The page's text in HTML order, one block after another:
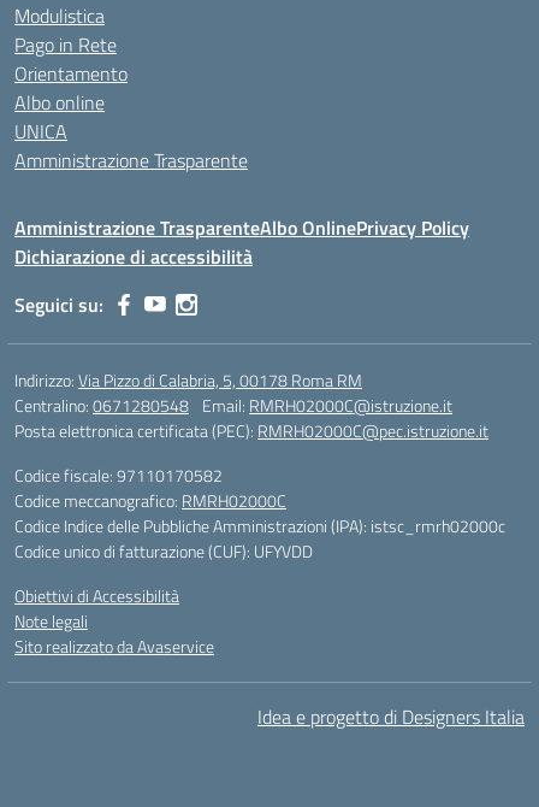
Modulistica
Pago in Rete
Orientamento
Albo online
UNICA
Amministrazione Trasparente
Amministrazione TrasparenteAlbo OnlinePrivacy Policy
Dichiarazione di accessibilità
Seguici su:
Indirizzo:Via Pizzo di Calabria, 5, 00178 Roma RM
Centralino:0671280548 Email: RMRH02000C@istruzione.it
Posta elettronica certificata (PEC): RMRH02000C@pec.istruzione.it
Codice fiscale: 97110170582
Codice meccanografico: RMRH02000C
Codice Indice delle Pubbliche Amministrazioni (IPA): istsc_rmrh02000c
Codice unico di fatturazione (CUF): UFYVDD
Obiettivi di Accessibilità
Note legali
Sito realizzato da Avaservice
Idea e progetto di Designers Italia